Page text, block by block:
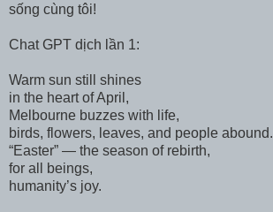
sống cùng tôi!
Chat GPT dịch lần 1:
Warm sun still shines
in the heart of April,
Melbourne buzzes with life,
birds, flowers, leaves, and people abound.
“Easter” — the season of rebirth,
for all beings,
humanity’s joy.